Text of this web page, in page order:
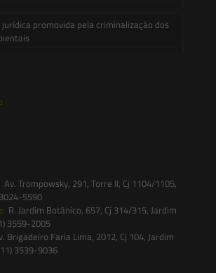
promovida pela criminalização dos
Av. Trompowsky, 291, Torre II, Cj 1104/1105,
5590
R. Jardim Botânico, 657, Cj 314/315, Jardim
3559-2005
Brigadeiro Faria Lima, 2012, Cj 104, Jardim
3539-9036